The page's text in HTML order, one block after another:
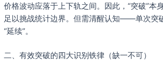
价格波动应落于上下轨之间。因此，“突破”
足以挑战统计边界。但需清醒认知——单次突
“延续”。
二、有效突破的四大识别铁律（缺一不可）